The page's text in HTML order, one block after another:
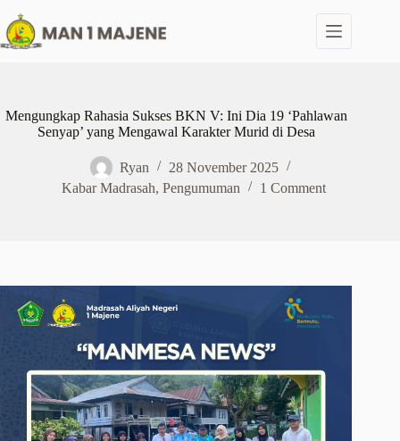
to
content
Mengungkap Rahasia Sukses BKN V: Ini Dia 19 ‘Pahlawan
Senyap’ yang Mengawal Karakter Murid di Desa
Ryan
28 November 2025
Kabar Madrasah,Pengumuman 1 Comment